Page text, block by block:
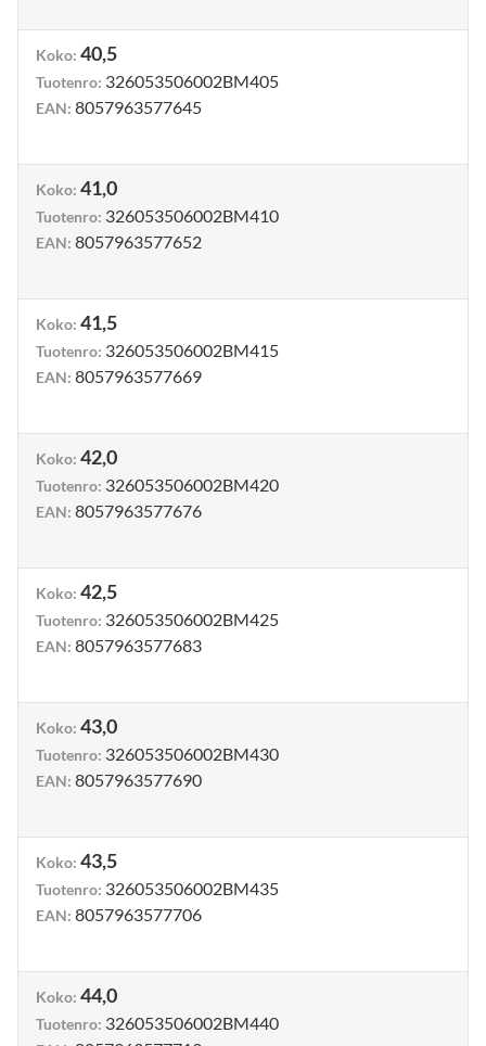
Koko: 40,5
Tuotenro: 326053506002BM405
EAN: 8057963577645
Koko: 41,0
Tuotenro: 326053506002BM410
EAN: 8057963577652
Koko: 41,5
Tuotenro: 326053506002BM415
EAN: 8057963577669
Koko: 42,0
Tuotenro: 326053506002BM420
EAN: 8057963577676
Koko: 42,5
Tuotenro: 326053506002BM425
EAN: 8057963577683
Koko: 43,0
Tuotenro: 326053506002BM430
EAN: 8057963577690
Koko: 43,5
Tuotenro: 326053506002BM435
EAN: 8057963577706
Koko: 44,0
Tuotenro: 326053506002BM440